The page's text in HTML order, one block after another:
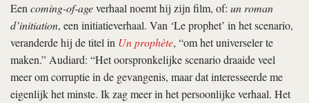
Eencoming-of-ageverhaal noemt hij zijn film, of: un roman
d’initiation, een initiatieverhaal. Van ‘Le prophet’ in het scenario,
veranderde hij de titel in Un prophète, “om het universeler te
maken.” Audiard: “Het oorspronkelijke scenario draaide veel
meer om corruptie in de gevangenis, maar dat interesseerde me
eigenlijk het minste. Ik zag meer in het persoonlijke verhaal. Het